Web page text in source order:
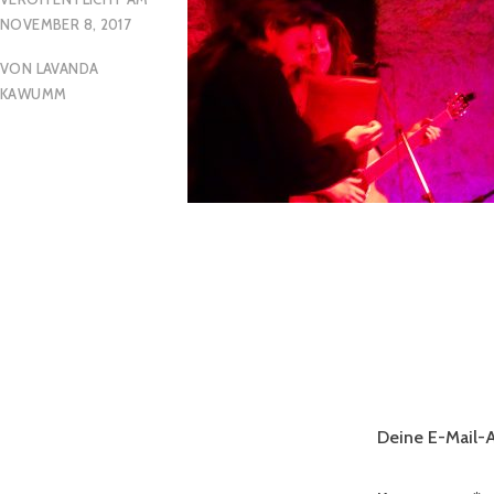
NOVEMBER 8, 2017
VON LAVANDA
KAWUMM
Deine E-Mail-